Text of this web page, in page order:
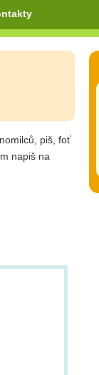
piš, foť
napiš na